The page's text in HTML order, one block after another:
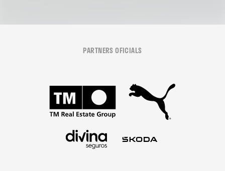
PARTNERS OFICIALS